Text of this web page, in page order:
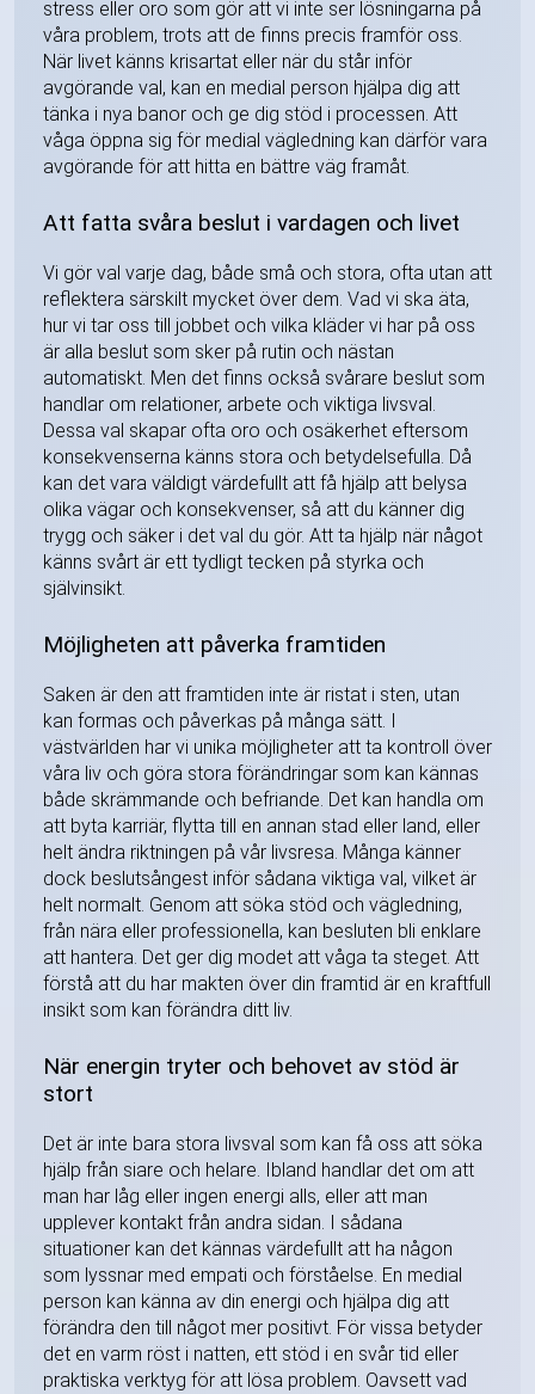
stress eller oro som gör att vi inte ser lösningarna på
våra problem, trots att de finns precis framför oss.
När livet känns krisartat eller när du står inför
avgörande val, kan en medial person hjälpa dig att
tänka i nya banor och ge dig stöd i processen. Att
våga öppna sig för medial vägledning kan därför vara
avgörande för att hitta en bättre väg framåt.
Att fatta svåra beslut i vardagen och livet
Vi gör val varje dag, både små och stora, ofta utan att
reflektera särskilt mycket över dem. Vad vi ska äta,
hur vi tar oss till jobbet och vilka kläder vi har på oss
är alla beslut som sker på rutin och nästan
automatiskt. Men det finns också svårare beslut som
handlar om relationer, arbete och viktiga livsval.
Dessa val skapar ofta oro och osäkerhet eftersom
konsekvenserna känns stora och betydelsefulla. Då
kan det vara väldigt värdefullt att få hjälp att belysa
olika vägar och konsekvenser, så att du känner dig
trygg och säker i det val du gör. Att ta hjälp när något
känns svårt är ett tydligt tecken på styrka och
självinsikt.
Möjligheten att påverka framtiden
Saken är den att framtiden inte är ristat i sten, utan
kan formas och påverkas på många sätt. I
västvärlden har vi unika möjligheter att ta kontroll över
våra liv och göra stora förändringar som kan kännas
både skrämmande och befriande. Det kan handla om
att byta karriär, flytta till en annan stad eller land, eller
helt ändra riktningen på vår livsresa. Många känner
dock beslutsångest inför sådana viktiga val, vilket är
helt normalt. Genom att söka stöd och vägledning,
från nära eller professionella, kan besluten bli enklare
att hantera. Det ger dig modet att våga ta steget. Att
förstå att du har makten över din framtid är en kraftfull
insikt som kan förändra ditt liv.
När energin tryter och behovet av stöd är
stort
Det är inte bara stora livsval som kan få oss att söka
hjälp från siare och helare. Ibland handlar det om att
man har låg eller ingen energi alls, eller att man
upplever kontakt från andra sidan. I sådana
situationer kan det kännas värdefullt att ha någon
som lyssnar med empati och förståelse. En medial
person kan känna av din energi och hjälpa dig att
förändra den till något mer positivt. För vissa betyder
det en varm röst i natten, ett stöd i en svår tid eller
praktiska verktyg för att lösa problem. Oavsett vad